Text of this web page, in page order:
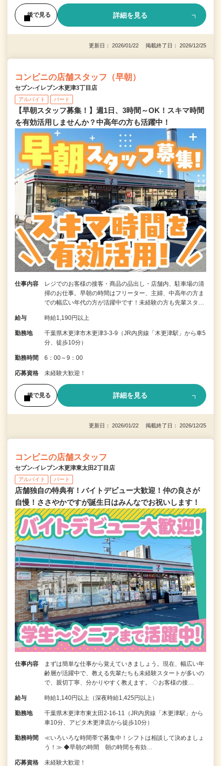
後で見る 詳細を見る
更新日： 2026/01/22 掲載終了日： 2026/12/25
コンビニの店舗スタッフ（早朝）
セブン‐イレブン木更津3丁目店
アルバイト パート
【早朝スタッフ募集！】週1日、3時間～OK！スキマ時間
を有効活用しませんか？中高年の方も活躍中！
仕事内容
レジでのお客様の接客・商品の品出し・店舗内、駐車場の清
掃のお仕事。早朝の時間はフリーター、主婦、中高年の方ま
での幅広い年代の方が活躍中です！未経験の方も先輩スタ…
給与 時給1,190円以上
勤務地
千葉県木更津市木更津3-3-9（JR内房線「木更津駅」から車5
分、徒歩10分）
勤務時間 6：00～9：00
応募資格 未経験大歓迎！
後で見る 詳細を見る
更新日： 2026/01/22 掲載終了日： 2026/12/25
コンビニの店舗スタッフ
セブン‐イレブン木更津東太田2丁目店
アルバイト パート
店舗独自の特典有！バイトデビュー大歓迎！仲の良さが
自慢！ささやかですが誕生日はみんなでお祝いします！
仕事内容
まずは簡単な仕事から覚えていきましょう。現在、幅広い年
齢層が活躍中で、教える先輩たちも未経験スタートが多いの
で、親切丁寧、分かりやすく教えます。 ◇お客様の接…
給与 時給1,140円以上（深夜時給1,425円以上）
勤務地
千葉県木更津市東太田2-16-11（JR内房線「木更津駅」から
車10分、アピタ木更津店から徒歩10分）
勤務時間
≪いろいろな時間帯で募集中！シフトは相談して決めましょ
う！≫ ◆早朝の時間 朝の時間を有効…
応募資格 未経験大歓迎！